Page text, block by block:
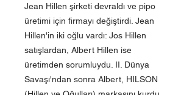
Jean Hillen şirketi devraldı ve pipo
üretimi için firmayı değiştirdi. Jean
Hillen'in iki oğlu vardı: Jos Hillen
satışlardan, Albert Hillen ise
üretimden sorumluydu. II. Dünya
Savaşı'ndan sonra Albert, HILSON